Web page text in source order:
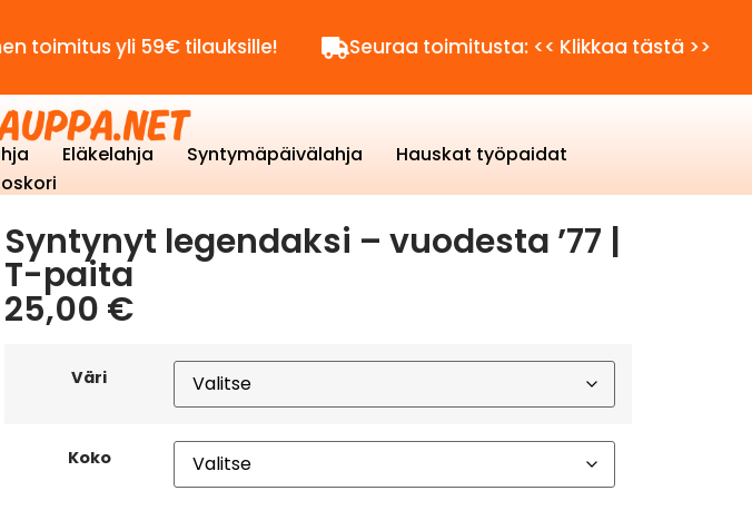
yli 59€ tilauksille! Seuraa toimitusta: << Klikkaa tästä >>
Eläkelahja Syntymäpäivälahja
Hauskat työpaidat
Syntynyt legendaksi – vuodesta ’77 |
T-paita
25,00 €
Väri
Koko